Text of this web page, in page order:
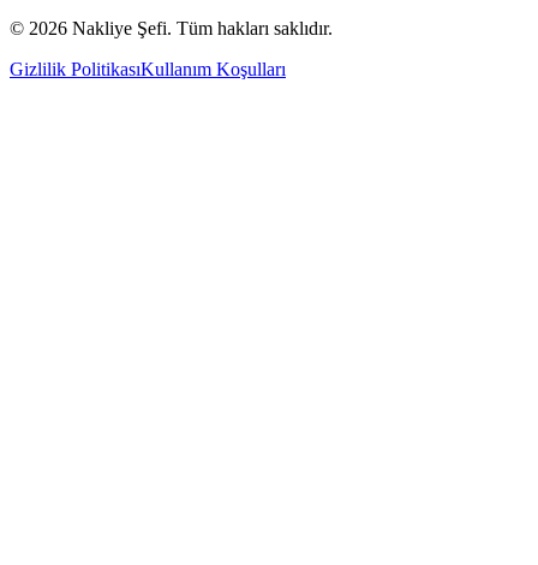
© 2026 Nakliye Şefi. Tüm hakları saklıdır.
Gizlilik PolitikasıKullanım Koşulları